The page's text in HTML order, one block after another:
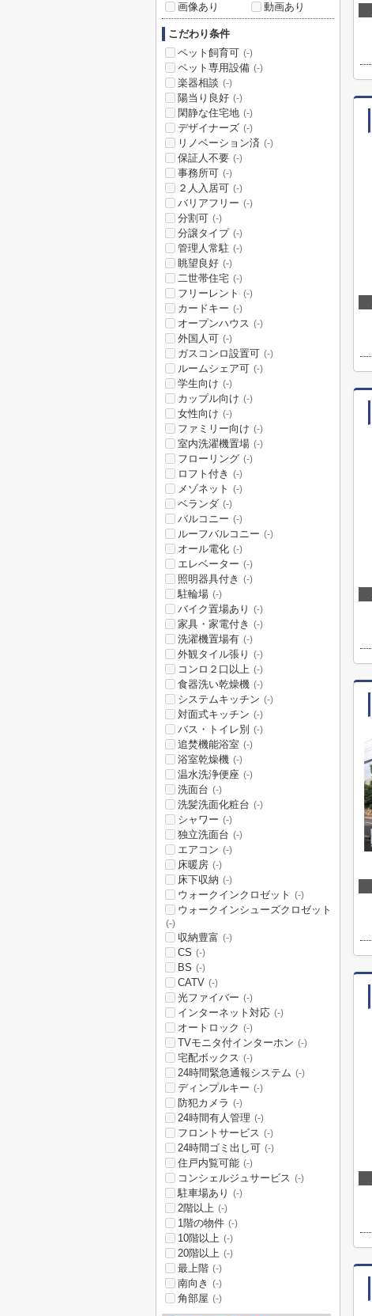
画像あり
動画あり
こだわり条件
ペット飼育可 (-)
ペット専用設備 (-)
楽器相談 (-)
陽当り良好 (-)
閑静な住宅地 (-)
デザイナーズ (-)
リノベーション済 (-)
保証人不要 (-)
事務所可 (-)
２人入居可 (-)
バリアフリー (-)
分割可 (-)
分譲タイプ (-)
管理人常駐 (-)
眺望良好 (-)
二世帯住宅 (-)
フリーレント (-)
カードキー (-)
オープンハウス (-)
外国人可 (-)
ガスコンロ設置可 (-)
ルームシェア可 (-)
学生向け (-)
カップル向け (-)
女性向け (-)
ファミリー向け (-)
室内洗濯機置場 (-)
フローリング (-)
ロフト付き (-)
メゾネット (-)
ベランダ (-)
バルコニー (-)
ルーフバルコニー (-)
オール電化 (-)
エレベーター (-)
照明器具付き (-)
駐輪場 (-)
バイク置場あり (-)
家具・家電付き (-)
洗濯機置場有 (-)
外観タイル張り (-)
コンロ２口以上 (-)
食器洗い乾燥機 (-)
システムキッチン (-)
対面式キッチン (-)
バス・トイレ別 (-)
追焚機能浴室 (-)
浴室乾燥機 (-)
温水洗浄便座 (-)
洗面台 (-)
洗髪洗面化粧台 (-)
シャワー (-)
独立洗面台 (-)
エアコン (-)
床暖房 (-)
床下収納 (-)
ウォークインクロゼット (-)
ウォークインシューズクロゼット
(-)
収納豊富 (-)
CS (-)
BS (-)
CATV (-)
光ファイバー (-)
インターネット対応 (-)
オートロック (-)
TVモニタ付インターホン (-)
宅配ボックス (-)
24時間緊急通報システム (-)
ディンプルキー (-)
防犯カメラ (-)
24時間有人管理 (-)
フロントサービス (-)
24時間ゴミ出し可 (-)
住戸内覧可能 (-)
コンシェルジュサービス (-)
駐車場あり (-)
2階以上 (-)
1階の物件 (-)
10階以上 (-)
20階以上 (-)
最上階 (-)
南向き (-)
角部屋 (-)